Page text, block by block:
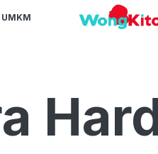
UMKM